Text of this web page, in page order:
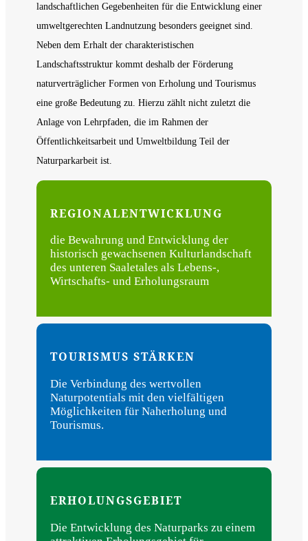
landschaftlichen Gegebenheiten für die Entwicklung einer
umweltgerechten Landnutzung besonders geeignet sind.
Neben dem Erhalt der charakteristischen
Landschaftsstruktur kommt deshalb der Förderung
naturverträglicher Formen von Erholung und Tourismus
eine große Bedeutung zu. Hierzu zählt nicht zuletzt die
Anlage von Lehrpfaden, die im Rahmen der
Öffentlichkeitsarbeit und Umweltbildung Teil der
Naturparkarbeit ist.
REGIONAL­ENTWICKLUNG
die Bewahrung und Entwicklung der
historisch gewachsenen Kulturlandschaft
des unteren Saaletales als Lebens-,
Wirtschafts- und Erholungsraum
TOURISMUS STÄRKEN
Die Verbindung des wertvollen
Naturpotentials mit den vielfältigen
Möglichkeiten für Naherholung und
Tourismus.
ERHOLUNGSGEBIET
Die Entwicklung des Naturparks zu einem